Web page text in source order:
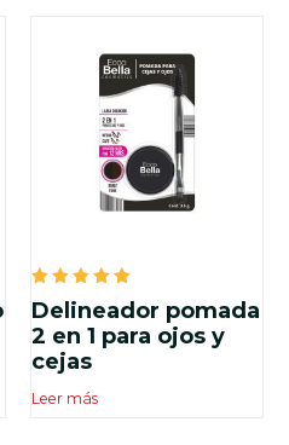
Valorado
en
5.00
de 5
Delineador pomada
2 en 1 para ojos y
cejas
Leer más